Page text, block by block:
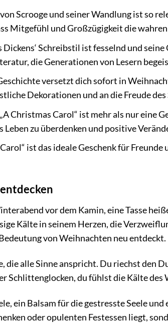
Scrooge und seiner Wandlung ist so
Mitgefühl und Großzügigkeit die wahren
Dickens‘ Schreibstil ist fesselnd und
die Generationen von Lesern
versetzt dich sofort in
Dekorationen und an die Freude des
„A Christmas Carol“ ist mehr als nur eine
Leben zu überdenken und positive
ist das ideale Geschenk für
vor dem Kamin, eine Tasse
Kälte in seinem Herzen, die
von Weihnachten neu entdeckt.
die alle Sinne anspricht. Du riechst den
Schlittenglocken, du fühlst die Kälte
ein Balsam für die gestresste Seele
oder opulenten Festessen liegt,